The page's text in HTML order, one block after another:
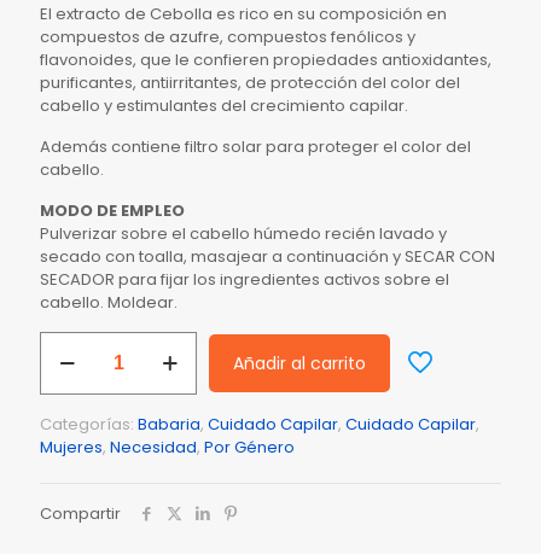
El extracto de Cebolla es rico en su composición en
compuestos de azufre, compuestos fenólicos y
flavonoides, que le confieren propiedades antioxidantes,
purificantes, antiirritantes, de protección del color del
cabello y estimulantes del crecimiento capilar.
Además contiene filtro solar para proteger el color del
cabello.
MODO DE EMPLEO
Pulverizar sobre el cabello húmedo recién lavado y
secado con toalla, masajear a continuación y SECAR CON
SECADOR para fijar los ingredientes activos sobre el
cabello. Moldear.
Capilar
Babaria
X400
Añadir al carrito
Categorías: Babaria, Cuidado Capilar, Cuidado Capilar,
Mujeres, Necesidad, Por Género
Compartir